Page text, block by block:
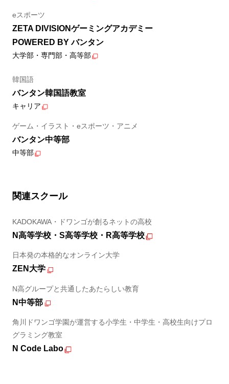
eスポーツ
ZETA DIVISIONゲーミングアカデミー
POWERED BY バンタン
大学部・専門部・高等部
韓国語
バンタン韓国語教室
キャリア
ゲーム・イラスト・eスポーツ・アニメ
バンタン中等部
中等部
関連スクール
KADOKAWA・ドワンゴが創るネットの高校
N高等学校・S高等学校・R高等学校
日本発の本格的なオンライン大学
ZEN大学
N高グループと共通したあたらしい教育
N中等部
角川ドワンゴ学園が運営する小学生・中学生・高校生向けプロ
グラミング教室
N Code Labo